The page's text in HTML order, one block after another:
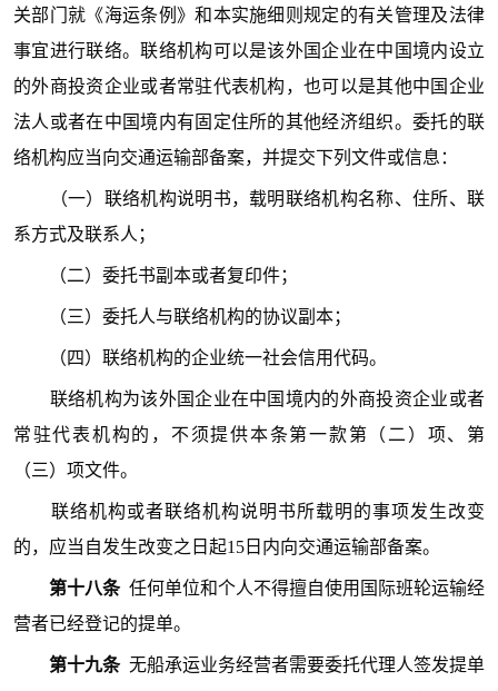
关部门就《海运条例》和本实施细则规定的有关管理及法律
事宜进行联络。联络机构可以是该外国企业在中国境内设立
的外商投资企业或者常驻代表机构，也可以是其他中国企业
法人或者在中国境内有固定住所的其他经济组织。委托的联
络机构应当向交通运输部备案，并提交下列文件或信息：
（一）联络机构说明书，载明联络机构名称、住所、联
系方式及联系人；
（二）委托书副本或者复印件；
（三）委托人与联络机构的协议副本；
（四）联络机构的企业统一社会信用代码。
联络机构为该外国企业在中国境内的外商投资企业或者
常驻代表机构的，不须提供本条第一款第（二）项、第
（三）项文件。
联络机构或者联络机构说明书所载明的事项发生改变
的，应当自发生改变之日起15日内向交通运输部备案。
第十八条 任何单位和个人不得擅自使用国际班轮运输经
营者已经登记的提单。
第十九条 无船承运业务经营者需要委托代理人签发提单